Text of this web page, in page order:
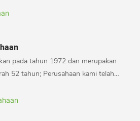
pada tahun 1972 dan merupakan
52 tahun; Perusahaan kami telah
produksi cabai dengan kapasitas